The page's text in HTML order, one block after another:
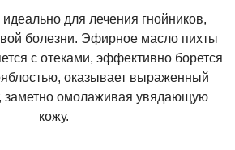
для лечения гнойников,
болезни. Эфирное масло пихты
с отеками, эффективно борется
оказывает выраженный
заметно омолаживая увядающую
кожу.